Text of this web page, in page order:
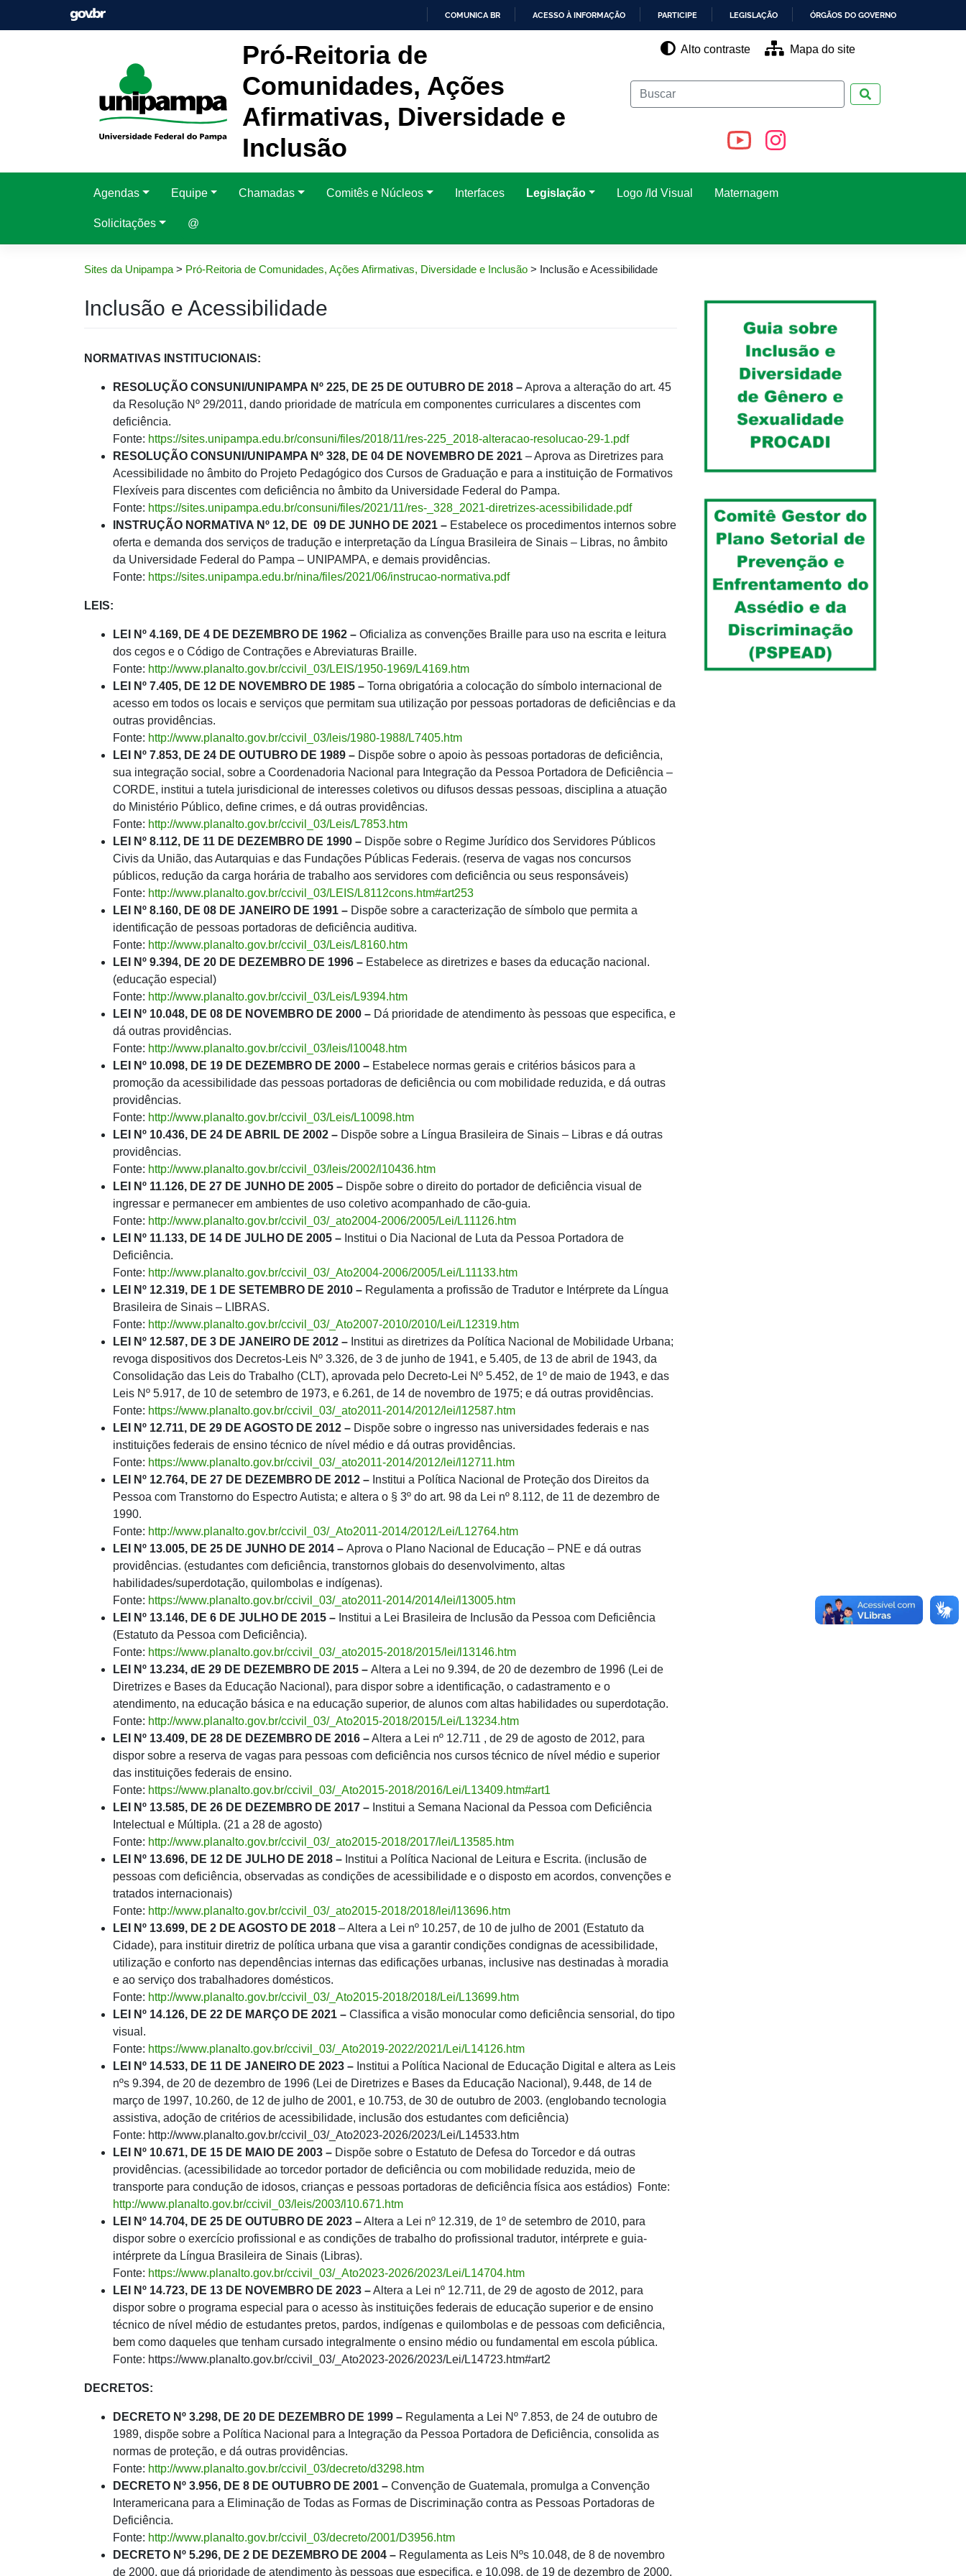
COMUNICA BR ACESSO À INFORMAÇÃO PARTICIPE LEGISLAÇÃO ÓRGÃOS DO GOVERNO
Pró-Reitoria de
Comunidades, Ações
Afirmativas, Diversidade e
Inclusão
Alto contraste Mapa do site
Agendas Equipe Chamadas Comitês e Núcleos Interfaces Legislação Logo /Id Visual Maternagem
Solicitações @
Sites da Unipampa> Pró-Reitoria de Comunidades, Ações Afirmativas, Diversidade e Inclusão > Inclusão e Acessibilidade
Inclusão e Acessibilidade
NORMATIVAS INSTITUCIONAIS:
RESOLUÇÃO CONSUNI/UNIPAMPA Nº 225, DE 25 DE OUTUBRO DE 2018 –Aprova a alteração do art. 45
da Resolução Nº 29/2011, dando prioridade de matrícula em componentes curriculares a discentes com
deficiência.
Fonte: https://sites.unipampa.edu.br/consuni/files/2018/11/res-225_2018-alteracao-resolucao-29-1.pdf
RESOLUÇÃO CONSUNI/UNIPAMPA Nº 328, DE 04 DE NOVEMBRO DE 2021 – Aprova as Diretrizes para
Acessibilidade no âmbito do Projeto Pedagógico dos Cursos de Graduação e para a instituição de Formativos
Flexíveis para discentes com deficiência no âmbito da Universidade Federal do Pampa.
Fonte: https://sites.unipampa.edu.br/consuni/files/2021/11/res-_328_2021-diretrizes-acessibilidade.pdf
INSTRUÇÃO NORMATIVA Nº 12, DE 09 DE JUNHO DE 2021 – Estabelece os procedimentos internos sobre
oferta e demanda dos serviços de tradução e interpretação da Língua Brasileira de Sinais – Libras, no âmbito
da Universidade Federal do Pampa – UNIPAMPA, e demais providências.
Fonte: https://sites.unipampa.edu.br/nina/files/2021/06/instrucao-normativa.pdf
LEIS:
LEI Nº 4.169, DE 4 DE DEZEMBRO DE 1962 – Oficializa as convenções Braille para uso na escrita e leitura
dos cegos e o Código de Contrações e Abreviaturas Braille.
Fonte: http://www.planalto.gov.br/ccivil_03/LEIS/1950-1969/L4169.htm
LEI Nº 7.405, DE 12 DE NOVEMBRO DE 1985 – Torna obrigatória a colocação do símbolo internacional de
acesso em todos os locais e serviços que permitam sua utilização por pessoas portadoras de deficiências e da
outras providências.
Fonte: http://www.planalto.gov.br/ccivil_03/leis/1980-1988/L7405.htm
LEI Nº 7.853, DE 24 DE OUTUBRO DE 1989 – Dispõe sobre o apoio às pessoas portadoras de deficiência,
sua integração social, sobre a Coordenadoria Nacional para Integração da Pessoa Portadora de Deficiência –
CORDE, institui a tutela jurisdicional de interesses coletivos ou difusos dessas pessoas, disciplina a atuação
do Ministério Público, define crimes, e dá outras providências.
Fonte: http://www.planalto.gov.br/ccivil_03/Leis/L7853.htm
LEI Nº 8.112, DE 11 DE DEZEMBRO DE 1990 – Dispõe sobre o Regime Jurídico dos Servidores Públicos
Civis da União, das Autarquias e das Fundações Públicas Federais. (reserva de vagas nos concursos
públicos, redução da carga horária de trabalho aos servidores com deficiência ou seus responsáveis)
Fonte: http://www.planalto.gov.br/ccivil_03/LEIS/L8112cons.htm#art253
LEI Nº 8.160, DE 08 DE JANEIRO DE 1991 – Dispõe sobre a caracterização de símbolo que permita a
identificação de pessoas portadoras de deficiência auditiva.
Fonte: http://www.planalto.gov.br/ccivil_03/Leis/L8160.htm
LEI Nº 9.394, DE 20 DE DEZEMBRO DE 1996 – Estabelece as diretrizes e bases da educação nacional.
(educação especial)
Fonte: http://www.planalto.gov.br/ccivil_03/Leis/L9394.htm
LEI Nº 10.048, DE 08 DE NOVEMBRO DE 2000 – Dá prioridade de atendimento às pessoas que especifica, e
dá outras providências.
Fonte: http://www.planalto.gov.br/ccivil_03/leis/l10048.htm
LEI Nº 10.098, DE 19 DE DEZEMBRO DE 2000 – Estabelece normas gerais e critérios básicos para a
promoção da acessibilidade das pessoas portadoras de deficiência ou com mobilidade reduzida, e dá outras
providências.
Fonte: http://www.planalto.gov.br/ccivil_03/Leis/L10098.htm
LEI Nº 10.436, DE 24 DE ABRIL DE 2002 – Dispõe sobre a Língua Brasileira de Sinais – Libras e dá outras
providências.
Fonte: http://www.planalto.gov.br/ccivil_03/leis/2002/l10436.htm
LEI Nº 11.126, DE 27 DE JUNHO DE 2005 – Dispõe sobre o direito do portador de deficiência visual de
ingressar e permanecer em ambientes de uso coletivo acompanhado de cão-guia.
Fonte: http://www.planalto.gov.br/ccivil_03/_ato2004-2006/2005/Lei/L11126.htm
LEI Nº 11.133, DE 14 DE JULHO DE 2005 – Institui o Dia Nacional de Luta da Pessoa Portadora de
Deficiência.
Fonte: http://www.planalto.gov.br/ccivil_03/_Ato2004-2006/2005/Lei/L11133.htm
LEI Nº 12.319, DE 1 DE SETEMBRO DE 2010 – Regulamenta a profissão de Tradutor e Intérprete da Língua
Brasileira de Sinais – LIBRAS.
Fonte: http://www.planalto.gov.br/ccivil_03/_Ato2007-2010/2010/Lei/L12319.htm
LEI Nº 12.587, DE 3 DE JANEIRO DE 2012 – Institui as diretrizes da Política Nacional de Mobilidade Urbana;
revoga dispositivos dos Decretos-Leis Nº 3.326, de 3 de junho de 1941, e 5.405, de 13 de abril de 1943, da
Consolidação das Leis do Trabalho (CLT), aprovada pelo Decreto-Lei Nº 5.452, de 1º de maio de 1943, e das
Leis Nº 5.917, de 10 de setembro de 1973, e 6.261, de 14 de novembro de 1975; e dá outras providências.
Fonte: https://www.planalto.gov.br/ccivil_03/_ato2011-2014/2012/lei/l12587.htm
LEI Nº 12.711, DE 29 DE AGOSTO DE 2012 – Dispõe sobre o ingresso nas universidades federais e nas
instituições federais de ensino técnico de nível médio e dá outras providências.
Fonte: https://www.planalto.gov.br/ccivil_03/_ato2011-2014/2012/lei/l12711.htm
LEI Nº 12.764, DE 27 DE DEZEMBRO DE 2012 – Institui a Política Nacional de Proteção dos Direitos da
Pessoa com Transtorno do Espectro Autista; e altera o § 3º do art. 98 da Lei nº 8.112, de 11 de dezembro de
1990.
Fonte: http://www.planalto.gov.br/ccivil_03/_Ato2011-2014/2012/Lei/L12764.htm
LEI Nº 13.005, DE 25 DE JUNHO DE 2014 – Aprova o Plano Nacional de Educação – PNE e dá outras
providências. (estudantes com deficiência, transtornos globais do desenvolvimento, altas
habilidades/superdotação, quilombolas e indígenas).
Fonte: https://www.planalto.gov.br/ccivil_03/_ato2011-2014/2014/lei/l13005.htm
LEI Nº 13.146, DE 6 DE JULHO DE 2015 – Institui a Lei Brasileira de Inclusão da Pessoa com Deficiência
(Estatuto da Pessoa com Deficiência).
Fonte: https://www.planalto.gov.br/ccivil_03/_ato2015-2018/2015/lei/l13146.htm
LEI Nº 13.234, dE 29 DE DEZEMBRO DE 2015 – Altera a Lei no 9.394, de 20 de dezembro de 1996 (Lei de
Diretrizes e Bases da Educação Nacional), para dispor sobre a identificação, o cadastramento e o
atendimento, na educação básica e na educação superior, de alunos com altas habilidades ou superdotação.
Fonte: http://www.planalto.gov.br/ccivil_03/_Ato2015-2018/2015/Lei/L13234.htm
LEI Nº 13.409, DE 28 DE DEZEMBRO DE 2016 –Altera a Lei nº 12.711 , de 29 de agosto de 2012, para
dispor sobre a reserva de vagas para pessoas com deficiência nos cursos técnico de nível médio e superior
das instituições federais de ensino.
Fonte: https://www.planalto.gov.br/ccivil_03/_Ato2015-2018/2016/Lei/L13409.htm#art1
LEI Nº 13.585, DE 26 DE DEZEMBRO DE 2017 – Institui a Semana Nacional da Pessoa com Deficiência
Intelectual e Múltipla. (21 a 28 de agosto)
Fonte: http://www.planalto.gov.br/ccivil_03/_ato2015-2018/2017/lei/L13585.htm
LEI Nº 13.696, DE 12 DE JULHO DE 2018 – Institui a Política Nacional de Leitura e Escrita. (inclusão de
pessoas com deficiência, observadas as condições de acessibilidade e o disposto em acordos, convenções e
tratados internacionais)
Fonte: http://www.planalto.gov.br/ccivil_03/_ato2015-2018/2018/lei/l13696.htm
LEI Nº 13.699, DE 2 DE AGOSTO DE 2018 – Altera a Lei nº 10.257, de 10 de julho de 2001 (Estatuto da
Cidade), para instituir diretriz de política urbana que visa a garantir condições condignas de acessibilidade,
utilização e conforto nas dependências internas das edificações urbanas, inclusive nas destinadas à moradia
e ao serviço dos trabalhadores domésticos.
Fonte: http://www.planalto.gov.br/ccivil_03/_Ato2015-2018/2018/Lei/L13699.htm
LEI Nº 14.126, DE 22 DE MARÇO DE 2021 – Classifica a visão monocular como deficiência sensorial, do tipo
visual.
Fonte: https://www.planalto.gov.br/ccivil_03/_Ato2019-2022/2021/Lei/L14126.htm
LEI Nº 14.533, DE 11 DE JANEIRO DE 2023 – Institui a Política Nacional de Educação Digital e altera as Leis
nºs 9.394, de 20 de dezembro de 1996 (Lei de Diretrizes e Bases da Educação Nacional), 9.448, de 14 de
março de 1997, 10.260, de 12 de julho de 2001, e 10.753, de 30 de outubro de 2003. (englobando tecnologia
assistiva, adoção de critérios de acessibilidade, inclusão dos estudantes com deficiência)
Fonte: http://www.planalto.gov.br/ccivil_03/_Ato2023-2026/2023/Lei/L14533.htm
LEI Nº 10.671, DE 15 DE MAIO DE 2003 – Dispõe sobre o Estatuto de Defesa do Torcedor e dá outras
providências. (acessibilidade ao torcedor portador de deficiência ou com mobilidade reduzida, meio de
transporte para condução de idosos, crianças e pessoas portadoras de deficiência física aos estádios) Fonte:
http://www.planalto.gov.br/ccivil_03/leis/2003/l10.671.htm
LEI Nº 14.704, DE 25 DE OUTUBRO DE 2023 –Altera a Lei nº 12.319, de 1º de setembro de 2010, para
dispor sobre o exercício profissional e as condições de trabalho do profissional tradutor, intérprete e guia-
intérprete da Língua Brasileira de Sinais (Libras).
Fonte: https://www.planalto.gov.br/ccivil_03/_Ato2023-2026/2023/Lei/L14704.htm
LEI Nº 14.723, DE 13 DE NOVEMBRO DE 2023 –Altera a Lei nº 12.711, de 29 de agosto de 2012, para
dispor sobre o programa especial para o acesso às instituições federais de educação superior e de ensino
técnico de nível médio de estudantes pretos, pardos, indígenas e quilombolas e de pessoas com deficiência,
bem como daqueles que tenham cursado integralmente o ensino médio ou fundamental em escola pública.
Fonte: https://www.planalto.gov.br/ccivil_03/_Ato2023-2026/2023/Lei/L14723.htm#art2
DECRETOS:
DECRETO Nº 3.298, DE 20 DE DEZEMBRO DE 1999 – Regulamenta a Lei Nº 7.853, de 24 de outubro de
1989, dispõe sobre a Política Nacional para a Integração da Pessoa Portadora de Deficiência, consolida as
normas de proteção, e dá outras providências.
Fonte: http://www.planalto.gov.br/ccivil_03/decreto/d3298.htm
DECRETO Nº 3.956, DE 8 DE OUTUBRO DE 2001 – Convenção de Guatemala, promulga a Convenção
Interamericana para a Eliminação de Todas as Formas de Discriminação contra as Pessoas Portadoras de
Deficiência.
Fonte: http://www.planalto.gov.br/ccivil_03/decreto/2001/D3956.htm
DECRETO Nº 5.296, DE 2 DE DEZEMBRO DE 2004 – Regulamenta as Leis Nºs 10.048, de 8 de novembro
de 2000, que dá prioridade de atendimento às pessoas que especifica, e 10.098, de 19 de dezembro de 2000,